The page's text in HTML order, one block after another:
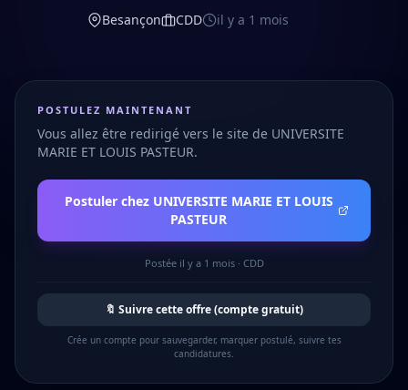
Besançon CDD il y a 1 mois
POSTULEZ MAINTENANT
Vous allez être redirigé vers le site de UNIVERSITE
MARIE ET LOUIS PASTEUR.
Postuler chez UNIVERSITE MARIE ET LOUIS
PASTEUR
Postée il y a 1 mois· CDD
🔖 Suivre cette offre (compte gratuit)
Crée un compte pour sauvegarder, marquer postulé, suivre tes
candidatures.